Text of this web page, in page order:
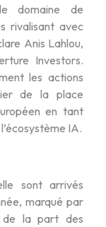
domaine de
rivalisant avec
Anis Lahlou,
Investors.
les actions
de la place
en tant
IA.
sont arrivés
marqué par
de la part des